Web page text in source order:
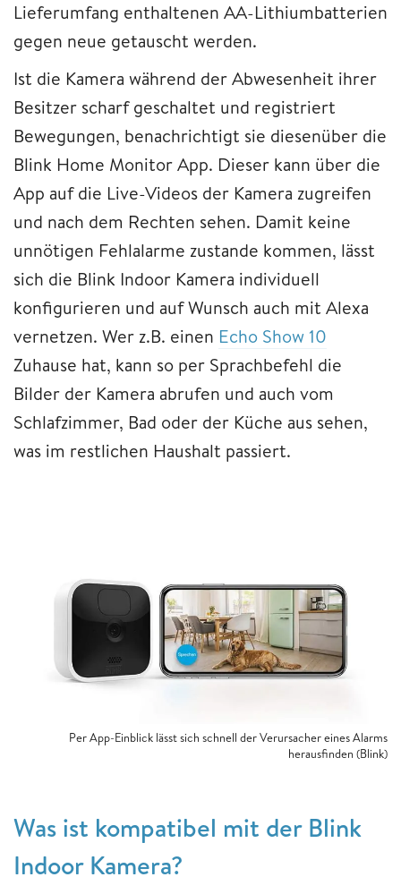
Lieferumfang enthaltenen AA-Lithiumbatterien
gegen neue getauscht werden.
Ist die Kamera während der Abwesenheit ihrer
Besitzer scharf geschaltet und registriert
Bewegungen, benachrichtigt sie diesenüber die
Blink Home Monitor App. Dieser kann über die
App auf die Live-Videos der Kamera zugreifen
und nach dem Rechten sehen. Damit keine
unnötigen Fehlalarme zustande kommen, lässt
sich die Blink Indoor Kamera individuell
konfigurieren und auf Wunsch auch mit Alexa
vernetzen. Wer z.B. einen Echo Show 10
Zuhause hat, kann so per Sprachbefehl die
Bilder der Kamera abrufen und auch vom
Schlafzimmer, Bad oder der Küche aus sehen,
was im restlichen Haushalt passiert.
Per App-Einblick lässt sich schnell der Verursacher eines Alarms
herausfinden (Blink)
Was ist kompatibel mit der Blink
Indoor Kamera?